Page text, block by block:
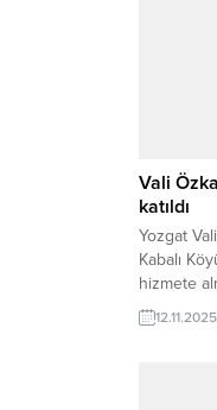
Vali
katıldı
Yozgat
Kabalı
hizmete
Yozgat
Savcılar
12.11.2025